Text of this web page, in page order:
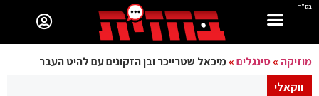
בס"ד
מוזיקה »סינגלים»מיכאל שטרייכר ובן הזקונים עם להיט העבר
ווקאלי